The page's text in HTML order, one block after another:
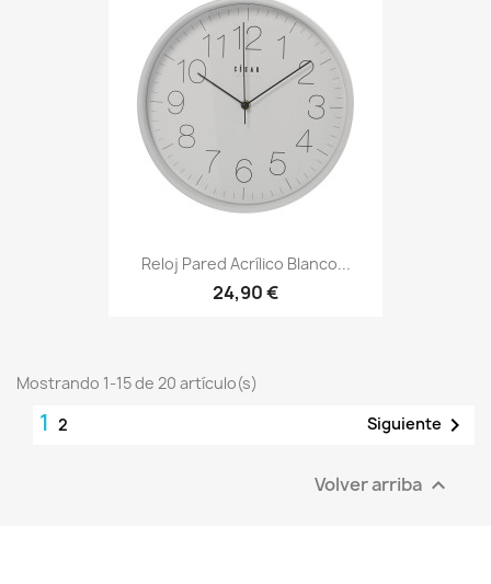
Reloj Pared Acrílico Blanco...
24,90 €
Mostrando 1-15 de 20 artículo(s)
1 2 Siguiente 
Volver arriba 